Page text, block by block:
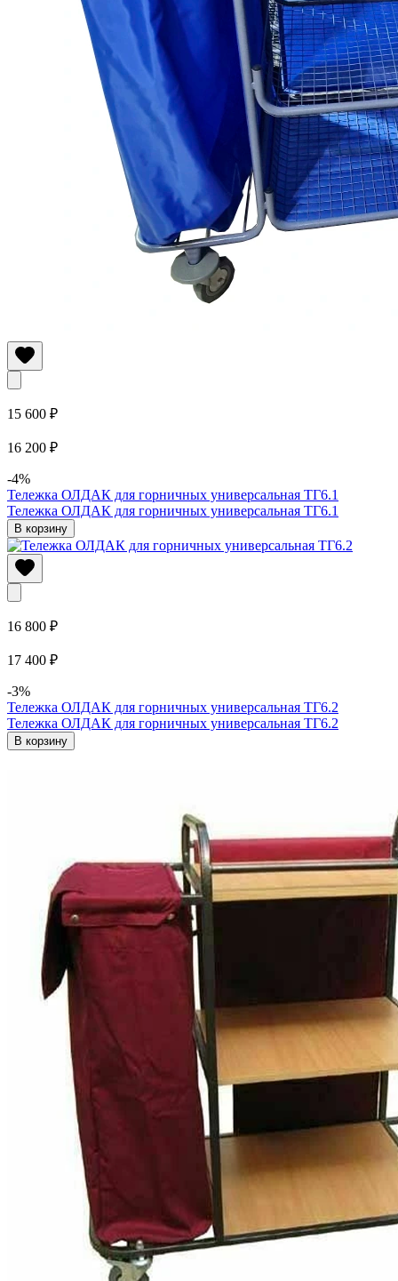
15 600 ₽
16 200 ₽
-4%
Тележка ОЛДАК для горничных универсальная ТГ6.1
Тележка ОЛДАК для горничных универсальная ТГ6.1
В корзину
16 800 ₽
17 400 ₽
-3%
Тележка ОЛДАК для горничных универсальная ТГ6.2
Тележка ОЛДАК для горничных универсальная ТГ6.2
В корзину